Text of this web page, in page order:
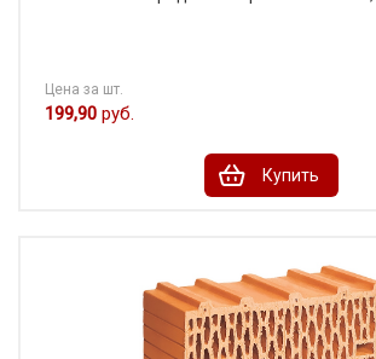
Цена за шт.
199,90 руб.
Купить